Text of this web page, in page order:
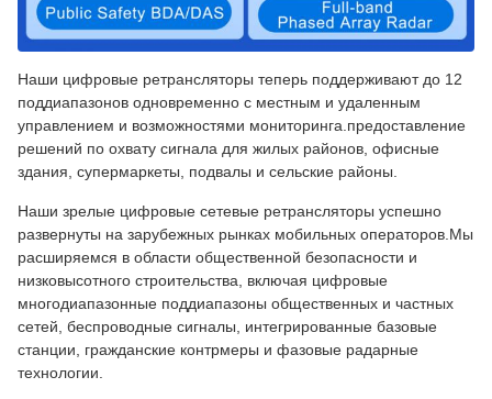
Наши цифровые ретрансляторы теперь поддерживают до 12
поддиапазонов одновременно с местным и удаленным
управлением и возможностями мониторинга.предоставление
решений по охвату сигнала для жилых районов, офисные
здания, супермаркеты, подвалы и сельские районы.
Наши зрелые цифровые сетевые ретрансляторы успешно
развернуты на зарубежных рынках мобильных операторов.Мы
расширяемся в области общественной безопасности и
низковысотного строительства, включая цифровые
многодиапазонные поддиапазоны общественных и частных
сетей, беспроводные сигналы, интегрированные базовые
станции, гражданские контрмеры и фазовые радарные
технологии.